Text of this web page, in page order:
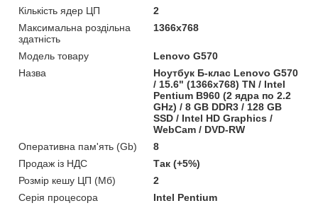
Кількість ядер ЦП
2
Максимальна роздільна
здатність
1366x768
Модель товару
Lenovo G570
Назва
Ноутбук Б-клас Lenovo G570
/ 15.6" (1366x768) TN / Intel
Pentium B960 (2 ядра по 2.2
GHz) / 8 GB DDR3 / 128 GB
SSD / Intel HD Graphics /
WebCam / DVD-RW
Оперативна пам'ять (Gb)
8
Продаж із НДС
Так (+5%)
Розмір кешу ЦП (Мб)
2
Серія процесора
Intel Pentium